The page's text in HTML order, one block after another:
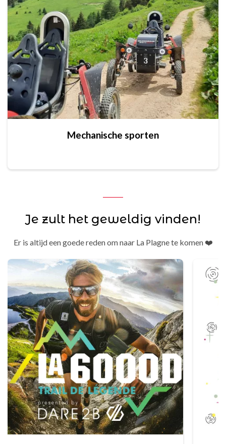
Mechanische sporten
Je zult het geweldig vinden!
Er is altijd een goede reden om naar La Plagne te komen ❤️